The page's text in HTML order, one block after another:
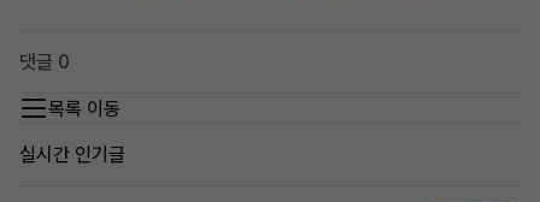
댓글 0
목록 이동
실시간 인기글